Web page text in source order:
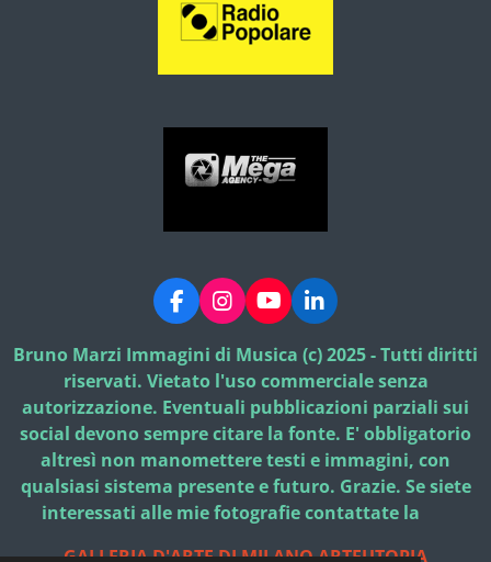
F
a
c
e
b
o
o
k
I
n
s
t
a
g
r
a
Y
o
u
T
u
b
e
L
i
n
k
e
d
I
n
Bruno Marzi Immagini di Musica (c) 2025 - Tutti diritti
riservati. Vietato l'uso commerciale senza
autorizzazione. Eventuali pubblicazioni parziali sui
social devono sempre citare la fonte. E' obbligatorio
altresì non manomettere testi e immagini, con
qualsiasi sistema presente e futuro. Grazie. Se siete
interessati alle mie fotografie contattate la
GALLERIA D'ARTE DI MILANO ARTEUTOPIA